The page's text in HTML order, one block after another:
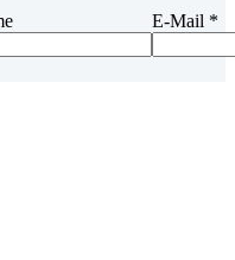
E-Mail *